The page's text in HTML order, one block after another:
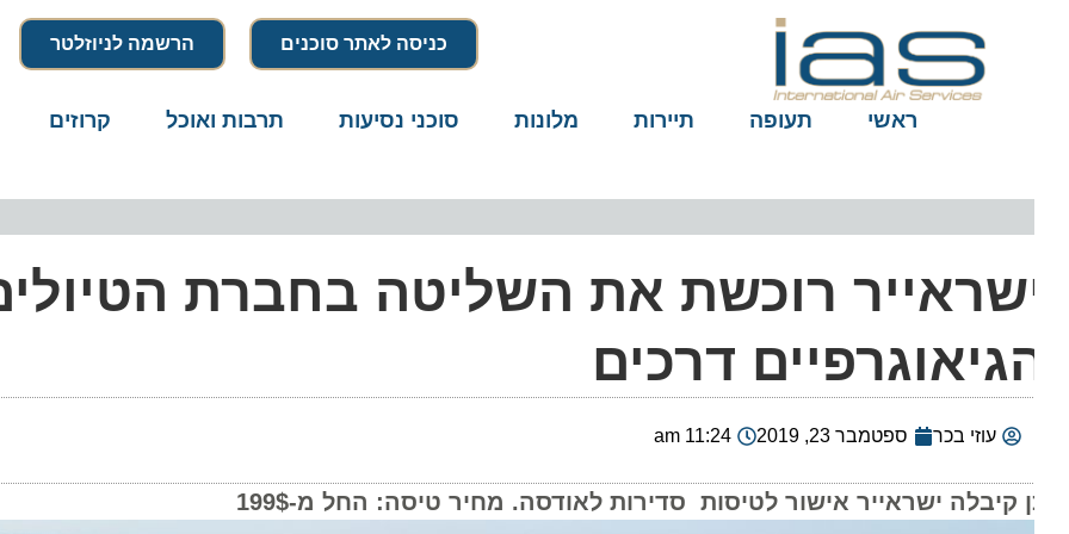
כניסה לאתר סוכנים הרשמה לניוזלטר
ראשי תעופה תיירות מלונות סוכני נסיעות תרבות ואוכל קרוזים
רוכשת את השליטה בחברת הטיולים
דרכים
עוזי בכר ספטמבר 23, 2019 11:24 am
קיבלה ישראייר אישור לטיסות סדירות לאודסה. מחיר טיסה: החל מ-199$